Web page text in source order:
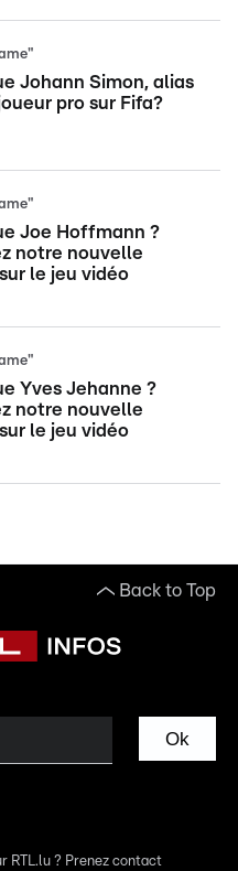
Johann Simon, alias
pro sur Fifa?
Joe Hoffmann ?
notre nouvelle
le jeu vidéo
Yves Jehanne ?
notre nouvelle
le jeu vidéo
Back to Top
Ok
RTL.lu ? Prenez contact